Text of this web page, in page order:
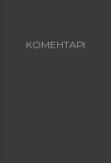
КОМЕНТАРІ